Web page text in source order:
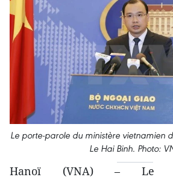
Le porte-parole du ministère vietnamien
Le Hai Binh. Photo:
Hanoï (VNA) – Le